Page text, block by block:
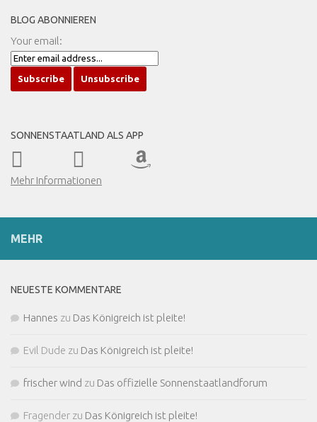
BLOG ABONNIEREN
Your email:
SONNENSTAATLAND ALS APP
Mehr Informationen
MEHR
NEUESTE KOMMENTARE
Hannes zu Das Königreich ist pleite!
Evil Dude zu Das Königreich ist pleite!
frischer wind zu Das offizielle Sonnenstaatlandforum
Fragender zu Das Königreich ist pleite!